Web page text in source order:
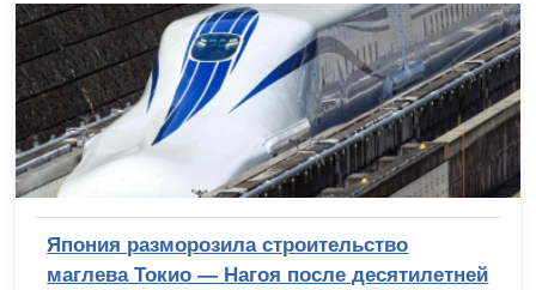
Япония разморозила строительство
маглева Токио — Нагоя после десятилетней